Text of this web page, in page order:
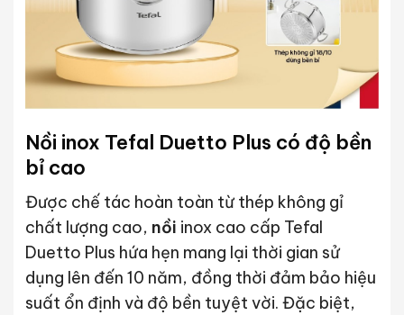
Nồi inox Tefal Duetto Plus có độ bền
bỉ cao
Được chế tác hoàn toàn từ thép không gỉ
chất lượng cao, nồi inox cao cấp Tefal
Duetto Plus hứa hẹn mang lại thời gian sử
dụng lên đến 10 năm, đồng thời đảm bảo hiệu
suất ổn định và độ bền tuyệt vời. Đặc biệt,